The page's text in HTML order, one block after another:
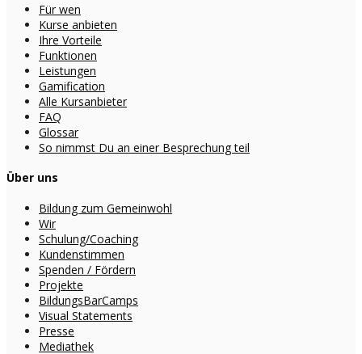
Für wen
Kurse anbieten
Ihre Vorteile
Funktionen
Leistungen
Gamification
Alle Kursanbieter
FAQ
Glossar
So nimmst Du an einer Besprechung teil
Über uns
Bildung zum Gemeinwohl
Wir
Schulung/Coaching
Kundenstimmen
Spenden / Fördern
Projekte
BildungsBarCamps
Visual Statements
Presse
Mediathek